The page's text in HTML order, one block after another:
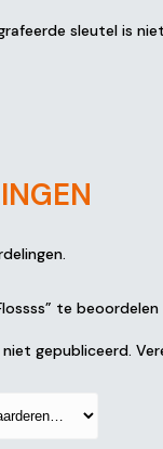
sleutel is
te beoordelen
gepubliceerd.